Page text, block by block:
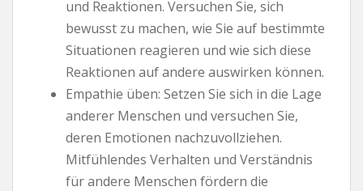
und Reaktionen. Versuchen Sie, sich
bewusst zu machen, wie Sie auf bestimmte
Situationen reagieren und wie sich diese
Reaktionen auf andere auswirken können.
Empathie üben: Setzen Sie sich in die Lage
anderer Menschen und versuchen Sie,
deren Emotionen nachzuvollziehen.
Mitfühlendes Verhalten und Verständnis
für andere Menschen fördern die